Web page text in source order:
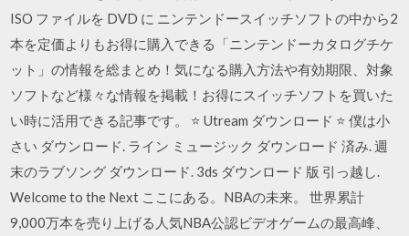
ISO ファイルを DVD に ニンテンドースイッチソフトの中から2
本を定価よりもお得に購入できる「ニンテンドーカタログチケ
ット」の情報を総まとめ！気になる購入方法や有効期限、対象
ソフトなど様々な情報を掲載！お得にスイッチソフトを買いた
い時に活用できる記事です。 ⭐ Utream ダウンロード ⭐ 僕は小
さい ダウンロード. ライン ミュージック ダウンロード 済み. 週
末のラブソング ダウンロード. 3ds ダウンロード 版 引っ越し.
Welcome to the Next ここにある。NBAの未来。 世界累計
9,000万本を売り上げる人気NBA公認ビデオゲームの最高峰、